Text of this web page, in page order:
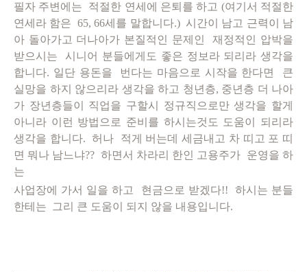
필자 주변에는 적절한 연세에 은퇴를 하고 (여기서 적절한
연세라 함은 65, 66세를 말합니다.) 시간이 남고 근력이 남
아 돌아가고 더나아가 본질적인 문제인 재정적인 압박을
받으시는 시니어 분들에게도 좋은 정보라 되리라 생각을
합니다. 일단 용돈을 번다는 마음으로 시작을 한다면 큰
실망을 하지 않으리라 생각을 하고 청년층, 중년층 더 나아
가 장년층들이 직업을 구할시 정규직으로만생각을 할게
아니라 이런 방법으로 준비를 하시는것도 도움이 되리라
생각을 합니다. 허나 적게 버는데 세금내고 차 띠고 포 띠
면 뭐나 남느냐?? 하면서 차라리 한인 고용주가 운영을 하
는
사업장에 가서 일을 하고 현금으로 받겠다!! 하시는 분들
한테는 그리 큰 도움이 되지 않을 내용입니다.